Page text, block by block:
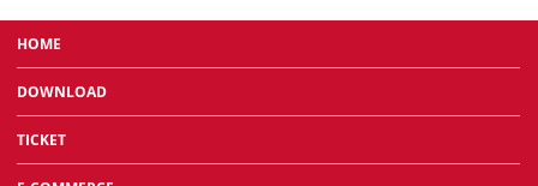
HOME
DOWNLOAD
TICKET